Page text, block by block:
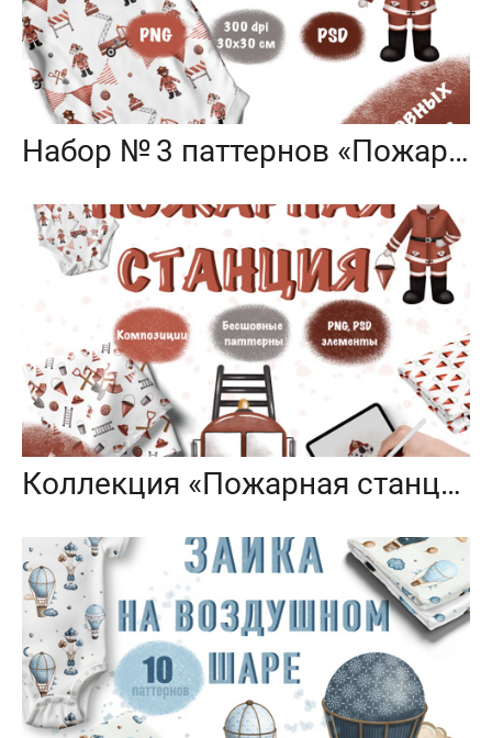
Набор № 3 паттернов «Пожарная станция»
Коллекция «Пожарная станция» — графические иллюстрации, композиции и бесшовные паттерны